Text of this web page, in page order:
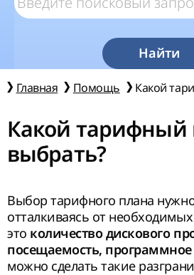
Найти
Главная Помощь Какой
Какой тарифный
выбрать?
Выбор тарифного плана
отталкиваясь от
это количество дискового
посещаемость, программное
можно сделать такие